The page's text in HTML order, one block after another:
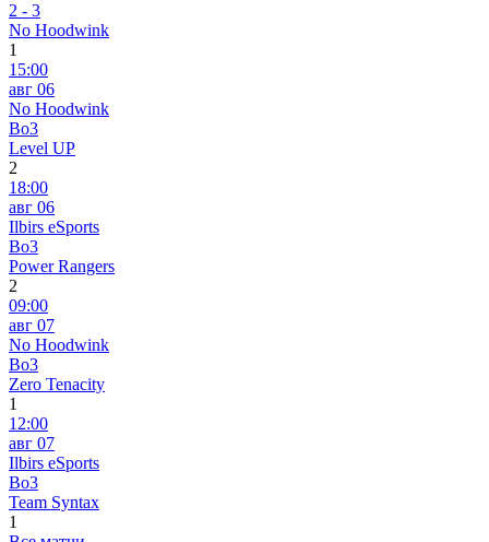
2 - 3
No Hoodwink
1
15:00
авг 06
No Hoodwink
Bo3
Level UP
2
18:00
авг 06
Ilbirs eSports
Bo3
Power Rangers
2
09:00
авг 07
No Hoodwink
Bo3
Zero Tenacity
1
12:00
авг 07
Ilbirs eSports
Bo3
Team Syntax
1